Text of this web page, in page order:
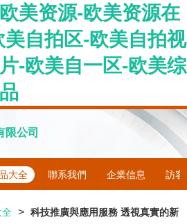
美资源-欧美资源在
自拍区-欧美自拍视
-欧美自一区-欧美综
限公司
大全 聯系我們 企業信息 訪客
全 > 科技推廣與應用服務 透視真實的新